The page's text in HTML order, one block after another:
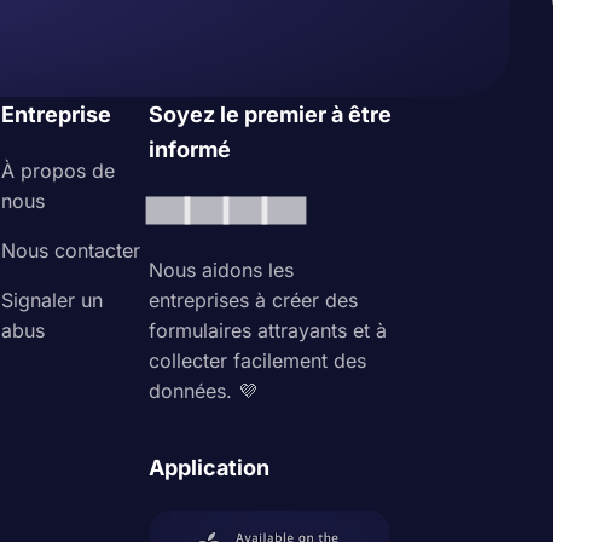
Entreprise
À propos de
nous
Nous contacter
Signaler un
abus
Soyez le premier à être
informé
Nous aidons les
entreprises à créer des
formulaires attrayants et à
collecter facilement des
données. 💜
Application